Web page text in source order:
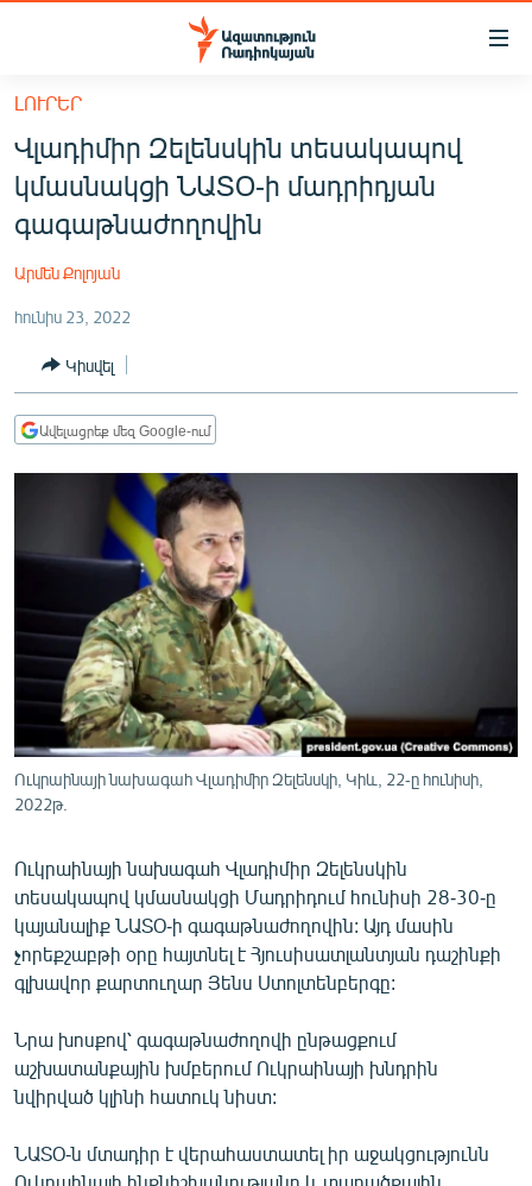
Մատչելիության
հիմնական
բովանդակությանը
Անցնել
հիմնական
մենյուին
ՀԱՅԱՍՏԱՆ
ՔԱՂԱՔԱԿԱՆ
ՏՆՏԵՍՈՒԹՅՈՒՆ
ՂԱՐԱԲԱՂ
ՏԱՐԱԾԱՇՐՋԱՆ
ՄԻՋԱԶԳԱՅԻՆ
ՄՇԱԿՈՒՅԹ
ՍՊՈՐՏ
ՄԵԿՆԱԲԱՆՈՒԹՅՈՒՆ
ՏՏ ԵՒ ԻՆՏԵՐՆԵՏ
ԱՐԽԻՎ
ԲԱՆԱՎԵՃ
ՁԳՏԵԼՈՎ ԼԱՎԱԳՈՒՅՆԻՆ
ՓՈԴՔԱՍԹ
Հայերեն
English
ԼՈՒՐԵՐ
Վլադիմիր Զելենսկին տեսակապով
կմասնակցի ՆԱՏՕ-ի մադրիդյան
գագաթնաժողովին
Արմեն Քոլոյան
հունիս 23, 2022
Կիսվել
Ավելացրեք մեզ Google-ում
Ուկրաինայի նախագահ Վլադիմիր Զելենսկի, Կիև, 22-ը հունիսի,
2022թ.
Ուկրաինայի նախագահ Վլադիմիր Զելենսկին
տեսակապով կմասնակցի Մադրիդում հունիսի 28-30-ը
կայանալիք ՆԱՏՕ-ի գագաթնաժողովին: Այդ մասին
չորեքշաբթի օրը հայտնել է Հյուսիսատլանտյան դաշինքի
գլխավոր քարտուղար Յենս Ստոլտենբերգը:
Նրա խոսքով՝ գագաթնաժողովի ընթացքում
աշխատանքային խմբերում Ուկրաինայի խնդրին
նվիրված կլինի հատուկ նիստ:
ՆԱՏՕ-ն մտադիր է վերահաստատել իր աջակցությունն
Ուկրաինայի ինքնիշխանությանը և տարածքային